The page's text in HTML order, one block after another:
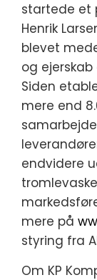
startede et
Henrik
blevet
og ejerskab
Siden
mere end
endvidere
mere på
styring fra
Om KP